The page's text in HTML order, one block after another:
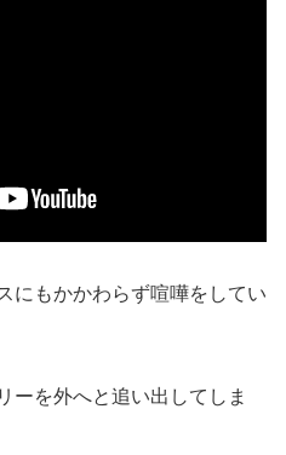
にもかかわらず喧嘩をしてい
ーを外へと追い出してしま